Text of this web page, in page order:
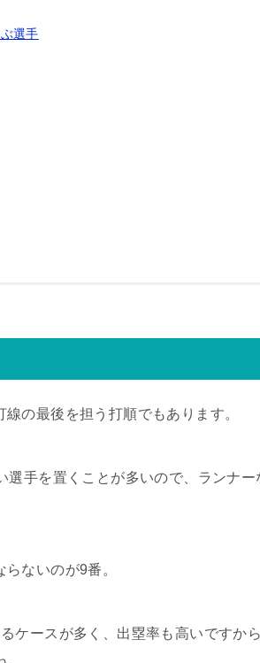
選手
の最後を担う打順でもあります。
選手を置くことが多いので、ランナ
ないのが9番。
ケースが多く、出塁率も高いですか